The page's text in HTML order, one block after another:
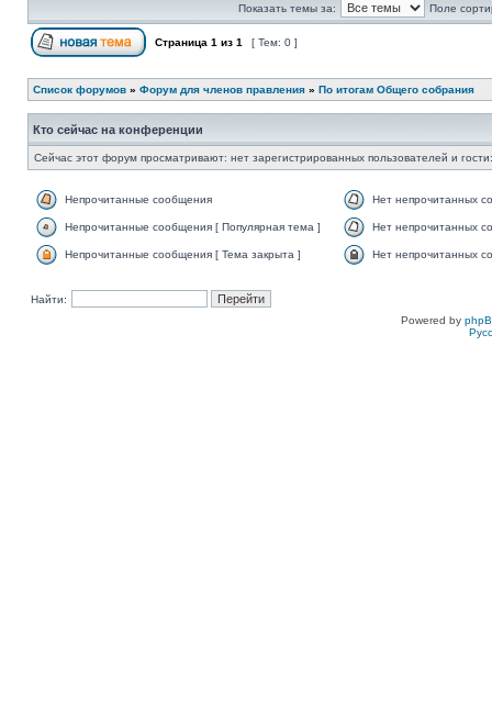
Показать темы за: Поле
Страница 1 из 1 [ Тем: 0 ]
Список форумов » Форум для членов правления » По итогам Общего собрания
Кто сейчас на конференции
Сейчас этот форум просматривают: нет зарегистрированных пользователей и
Непрочитанные сообщения Нет непрочитанных
Непрочитанные сообщения [ Популярная тема ] Нет непрочитанных
Непрочитанные сообщения [ Тема закрыта ] Нет непрочитанных
Найти:
Powered by